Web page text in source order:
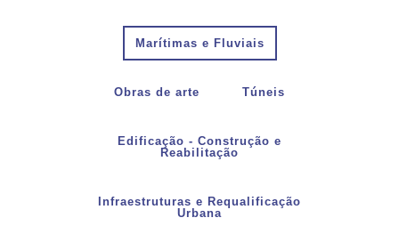
Marítimas e Fluviais
Obras de arte Túneis
Edificação - Construção e
Reabilitação
Infraestruturas e Requalificação
Urbana